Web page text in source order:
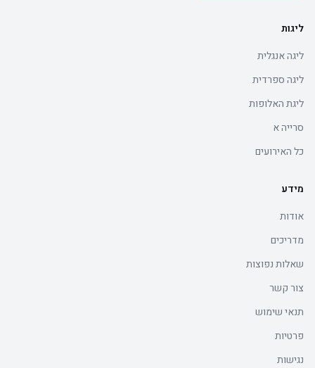
ליגות
ליגה אנגלית
ליגה ספרדית
ליגת האלופות
סרייה א
כל האירועים
מידע
אודות
מדריכים
שאלות נפוצות
צור קשר
תנאי שימוש
פרטיות
נגישות